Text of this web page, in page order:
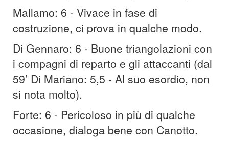
Mallamo: 6 - Vivace in fase di
costruzione, ci prova in qualche modo.
Di Gennaro: 6 - Buone triangolazioni con
i compagni di reparto e gli attaccanti (dal
59’ Di Mariano: 5,5 - Al suo esordio, non
si nota molto).
Forte: 6 - Pericoloso in più di qualche
occasione, dialoga bene con Canotto.